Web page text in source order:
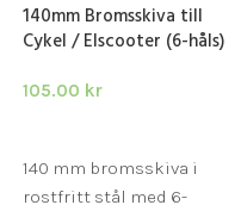
140mm Bromsskiva till
Cykel / Elscooter (6-håls)
105.00 kr
140 mm bromsskiva i
rostfritt stål med 6-